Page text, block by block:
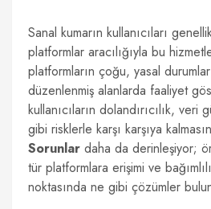
Sanal kumarın kullanıcıları
platformlar aracılığıyla bu
platformların çoğu, yasal
düzenlenmiş alanlarda faaliyet
kullanıcıların dolandırıcılık, veri
gibi risklerle karşı karşıya
Sorunlar daha da derinleşiyor;
tür platformlara erişimi ve
noktasında ne gibi çözümler